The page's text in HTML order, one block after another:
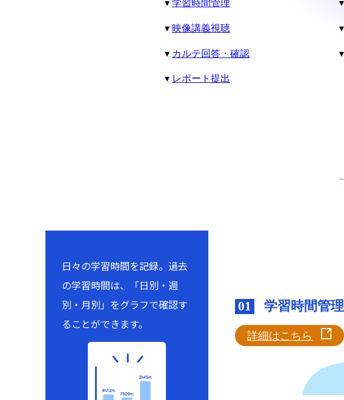
学習時間管理
映像講義視聴
カルテ回答・確認
レポート提出
01 学習時間管理
詳細はこちら
日々の学習時間を記録。過去
の学習時間は、「日別・週
別・月別」をグラフで確認す
ることができます。